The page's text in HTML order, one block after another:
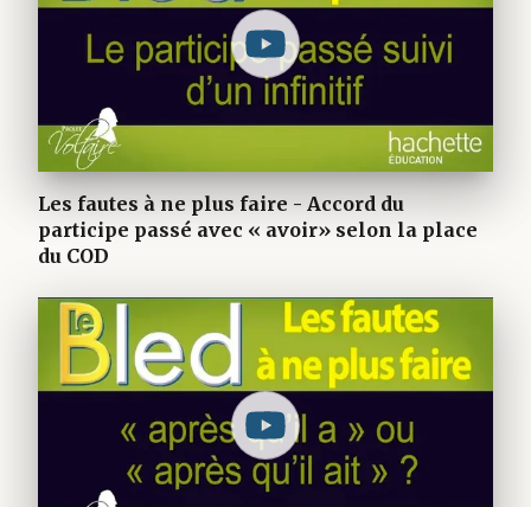
Les fautes à ne plus faire - Accord du
participe passé avec « avoir» selon la place
du COD